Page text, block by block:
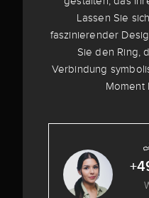
Lassen Sie
faszinierender
Sie den Ring,
Verbindung
Moment